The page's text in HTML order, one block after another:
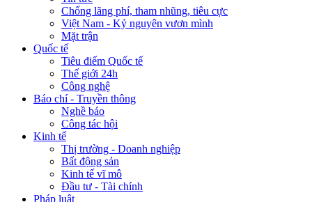
Chống lãng phí, tham nhũng, tiêu cực
Việt Nam - Kỷ nguyên vươn mình
Mặt trận
Quốc tế
Tiêu điểm Quốc tế
Thế giới 24h
Công nghệ
Báo chí - Truyền thông
Nghề báo
Công tác hội
Kinh tế
Thị trường - Doanh nghiệp
Bất động sản
Kinh tế vĩ mô
Đầu tư - Tài chính
Pháp luật